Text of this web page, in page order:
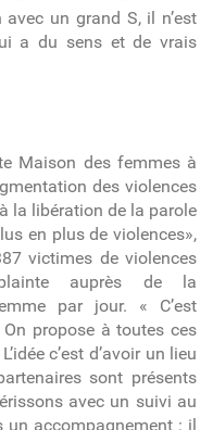
un grand S, il n’est
a du sens et de vrais
Maison des femmes à
des violences
la libération de la parole
en plus de violences»,
victimes de violences
auprès de la
par jour. « C’est
propose à toutes ces
c’est d’avoir un lieu
sont présents
avec un suivi au
un accompagnement : il